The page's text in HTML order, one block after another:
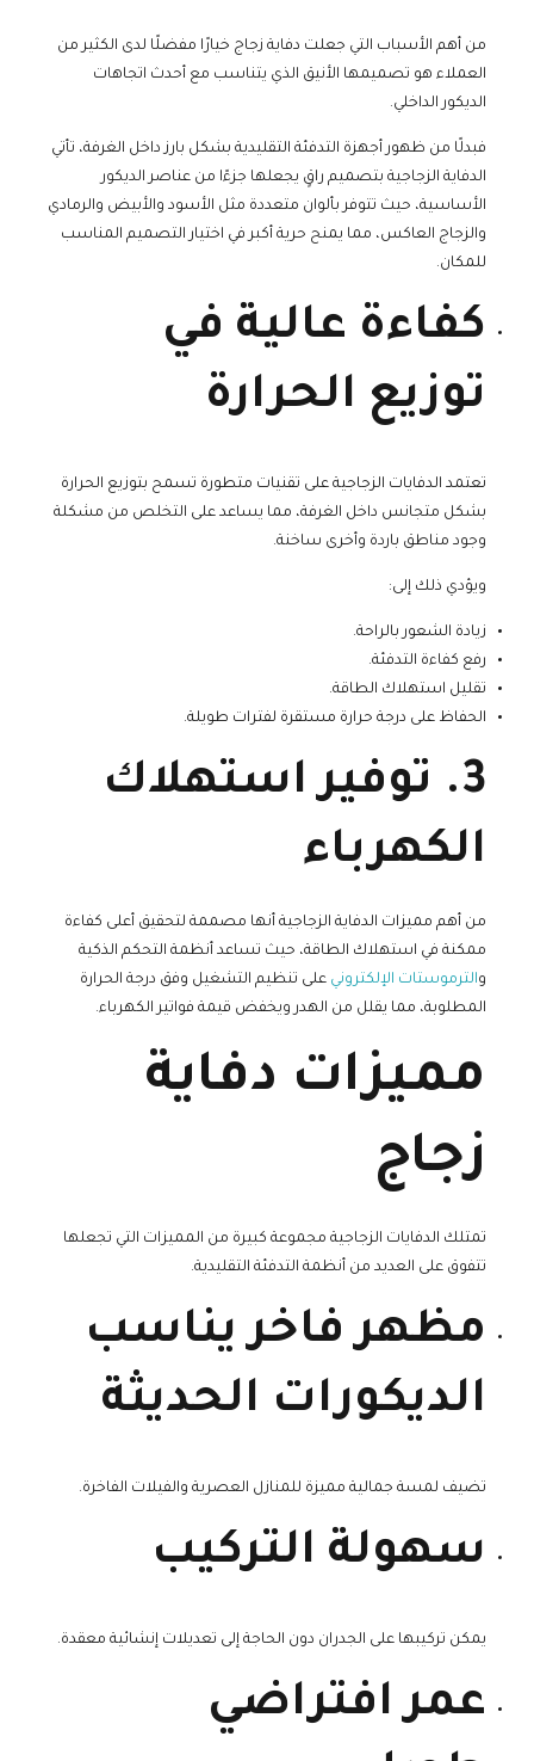
من أهم الأسباب التي جعلت دفاية زجاج خيارًا مفضلًا لدى الكثير من
العملاء هو تصميمها الأنيق الذي يتناسب مع أحدث اتجاهات
الديكور الداخلي.
فبدلًا من ظهور أجهزة التدفئة التقليدية بشكل بارز داخل الغرفة، تأتي
الدفاية الزجاجية بتصميم راقٍ يجعلها جزءًا من عناصر الديكور
الأساسية، حيث تتوفر بألوان متعددة مثل الأسود والأبيض والرمادي
والزجاج العاكس، مما يمنح حرية أكبر في اختيار التصميم المناسب
للمكان.
كفاءة عالية في
توزيع الحرارة
تعتمد الدفايات الزجاجية على تقنيات متطورة تسمح بتوزيع الحرارة
بشكل متجانس داخل الغرفة، مما يساعد على التخلص من مشكلة
وجود مناطق باردة وأخرى ساخنة.
ويؤدي ذلك إلى:
زيادة الشعور بالراحة.
رفع كفاءة التدفئة.
تقليل استهلاك الطاقة.
الحفاظ على درجة حرارة مستقرة لفترات طويلة.
3. توفير استهلاك
الكهرباء
من أهم مميزات الدفاية الزجاجية أنها مصممة لتحقيق أعلى كفاءة
ممكنة في استهلاك الطاقة، حيث تساعد أنظمة التحكم الذكية
والترموستات الإلكتروني على تنظيم التشغيل وفق درجة الحرارة
المطلوبة، مما يقلل من الهدر ويخفض قيمة فواتير الكهرباء.
مميزات دفاية
زجاج
تمتلك الدفايات الزجاجية مجموعة كبيرة من المميزات التي تجعلها
تتفوق على العديد من أنظمة التدفئة التقليدية.
مظهر فاخر يناسب
الديكورات الحديثة
تضيف لمسة جمالية مميزة للمنازل العصرية والفيلات الفاخرة.
سهولة التركيب
يمكن تركيبها على الجدران دون الحاجة إلى تعديلات إنشائية معقدة.
عمر افتراضي